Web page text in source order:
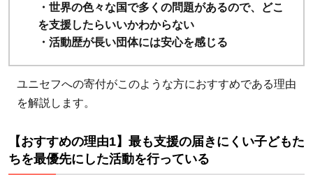
め！
1.1
理由
最も
支援
・世界の色々な国で多くの問題があるので、どこ
を支援したらいいかわからない
・活動歴が長い団体には安心を感じる
ユニセフへの寄付がこのような方におすすめである理由
を解説します。
【おすすめの理由1】最も支援の届きにくい子どもた
ちを最優先にした活動を行っている